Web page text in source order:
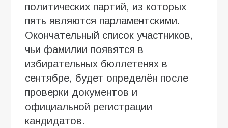
политических партий, из которых
пять являются парламентскими.
Окончательный список участников,
чьи фамилии появятся в
избирательных бюллетенях в
сентябре, будет определён после
проверки документов и
официальной регистрации
кандидатов.